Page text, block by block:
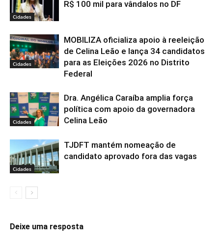
Cidades
R$ 100 mil para vândalos no DF
Cidades
MOBILIZA oficializa apoio à reeleição
de Celina Leão e lança 34 candidatos
para as Eleições 2026 no Distrito
Federal
Cidades
Dra. Angélica Caraíba amplia força
política com apoio da governadora
Celina Leão
Cidades
TJDFT mantém nomeação de
candidato aprovado fora das vagas
Deixe uma resposta